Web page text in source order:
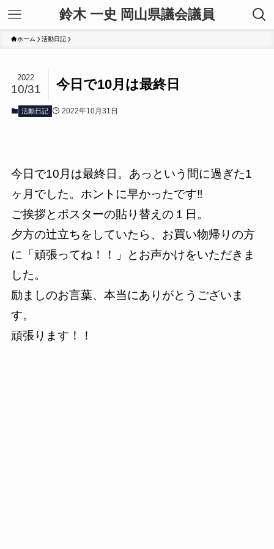
鈴木 一史 岡山県議会議員
ホーム 活動日記
今日で10月は最終日
2022
10/31
活動日記 2022年10月31日
今日で10月は最終日。あっという間に過ぎた1
ヶ月でした。ホントに早かったです‼️
ご挨拶とポスターの貼り替えの１日。
夕方の辻立ちをしていたら、お買い物帰りの方
に「頑張ってね！！」とお声かけをいただきま
した。
励ましのお言葉、本当にありがとうございま
す。
頑張ります！！